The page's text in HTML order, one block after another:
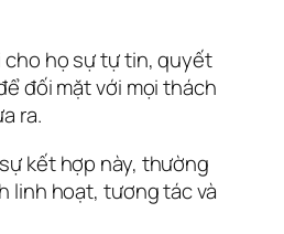
cho họ sự tự tin, quyết
đối mặt với mọi thách
ra.
kết hợp này, thường
linh hoạt, tương tác và